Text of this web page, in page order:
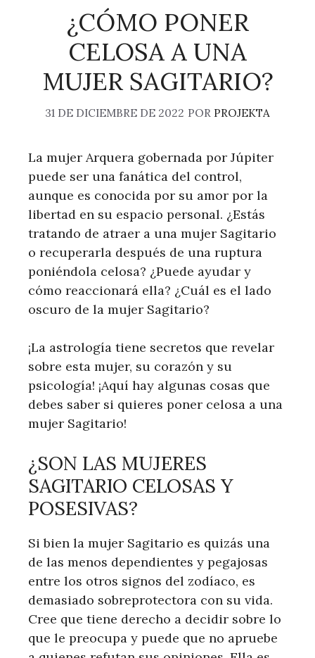
¿CÓMO PONER
CELOSA A UNA
MUJER SAGITARIO?
31 DE DICIEMBRE DE 2022 POR PROJEKTA
La mujer Arquera gobernada por Júpiter
puede ser una fanática del control,
aunque es conocida por su amor por la
libertad en su espacio personal. ¿Estás
tratando de atraer a una mujer Sagitario
o recuperarla después de una ruptura
poniéndola celosa? ¿Puede ayudar y
cómo reaccionará ella? ¿Cuál es el lado
oscuro de la mujer Sagitario?
¡La astrología tiene secretos que revelar
sobre esta mujer, su corazón y su
psicología! ¡Aquí hay algunas cosas que
debes saber si quieres poner celosa a una
mujer Sagitario!
¿SON LAS MUJERES
SAGITARIO CELOSAS Y
POSESIVAS?
Si bien la mujer Sagitario es quizás una
de las menos dependientes y pegajosas
entre los otros signos del zodíaco, es
demasiado sobreprotectora con su vida.
Cree que tiene derecho a decidir sobre lo
que le preocupa y puede que no apruebe